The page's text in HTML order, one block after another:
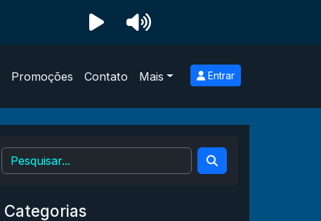
Promoções Contato Mais Entrar
Categorias